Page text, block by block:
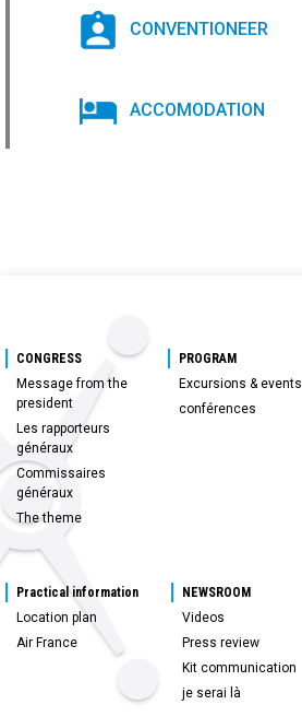
CONVENTIONEER
ACCOMODATION
CONGRESS
Message from the
president
Les rapporteurs
généraux
Commissaires
généraux
The theme
PROGRAM
Excursions & events
conférences
Practical information
Location plan
Air France
NEWSROOM
Videos
Press review
Kit communication
je serai là